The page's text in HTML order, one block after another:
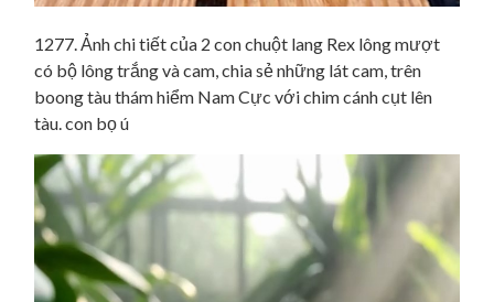
1277. Ảnh chi tiết của 2 con chuột lang Rex lông mượt
có bộ lông trắng và cam, chia sẻ những lát cam, trên
boong tàu thám hiểm Nam Cực với chim cánh cụt lên
tàu. con bọ ú